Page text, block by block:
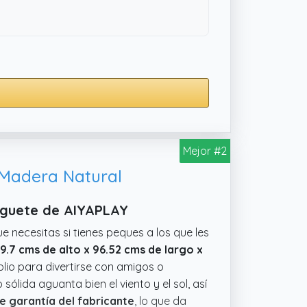
Mejor #2
Natural
de AIYAPLAY
necesitas si tienes peques a los que les
cms de alto x 96.52 cms de largo x
para divertirse con amigos o
aguanta bien el viento y el sol, así
garantía del fabricante , lo que da